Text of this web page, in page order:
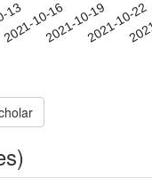
13
2021-10-162021-10-192021-10-22